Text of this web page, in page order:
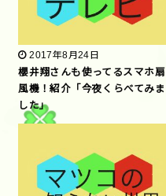
2017年8月24日
櫻井翔さんも使ってるスマホ扇
風機！紹介「今夜くらべてみま
した」